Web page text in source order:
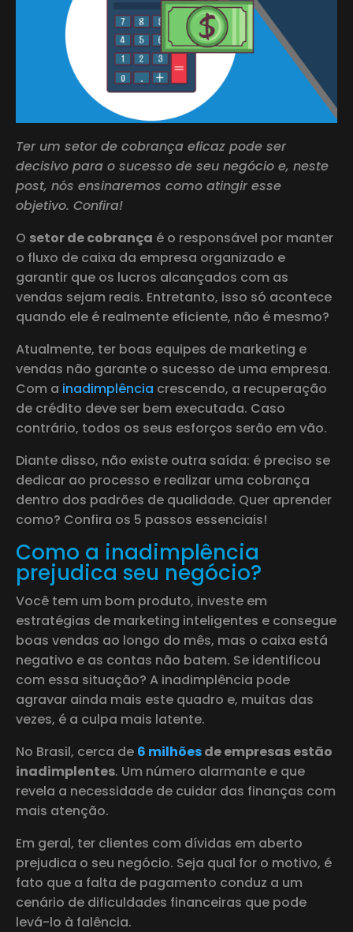
Ter um setor de cobrança eficaz pode ser
decisivo para o sucesso de seu negócio e, neste
post, nós ensinaremos como atingir esse
objetivo. Confira!
O setor de cobrança é o responsável por manter
o fluxo de caixa da empresa organizado e
garantir que os lucros alcançados com as
vendas sejam reais. Entretanto, isso só acontece
quando ele é realmente eficiente, não é mesmo?
Atualmente, ter boas equipes de marketing e
vendas não garante o sucesso de uma empresa.
Com a inadimplência crescendo, a recuperação
de crédito deve ser bem executada. Caso
contrário, todos os seus esforços serão em vão.
Diante disso, não existe outra saída: é preciso se
dedicar ao processo e realizar uma cobrança
dentro dos padrões de qualidade. Quer aprender
como? Confira os 5 passos essenciais!
Como a inadimplência
prejudica seu negócio?
Você tem um bom produto, investe em
estratégias de marketing inteligentes e consegue
boas vendas ao longo do mês, mas o caixa está
negativo e as contas não batem. Se identificou
com essa situação? A inadimplência pode
agravar ainda mais este quadro e, muitas das
vezes, é a culpa mais latente.
No Brasil, cerca de 6 milhõesde empresas estão
inadimplentes. Um número alarmante e que
revela a necessidade de cuidar das finanças com
mais atenção.
Em geral, ter clientes com dívidas em aberto
prejudica o seu negócio. Seja qual for o motivo, é
fato que a falta de pagamento conduz a um
cenário de dificuldades financeiras que pode
levá-lo à falência.